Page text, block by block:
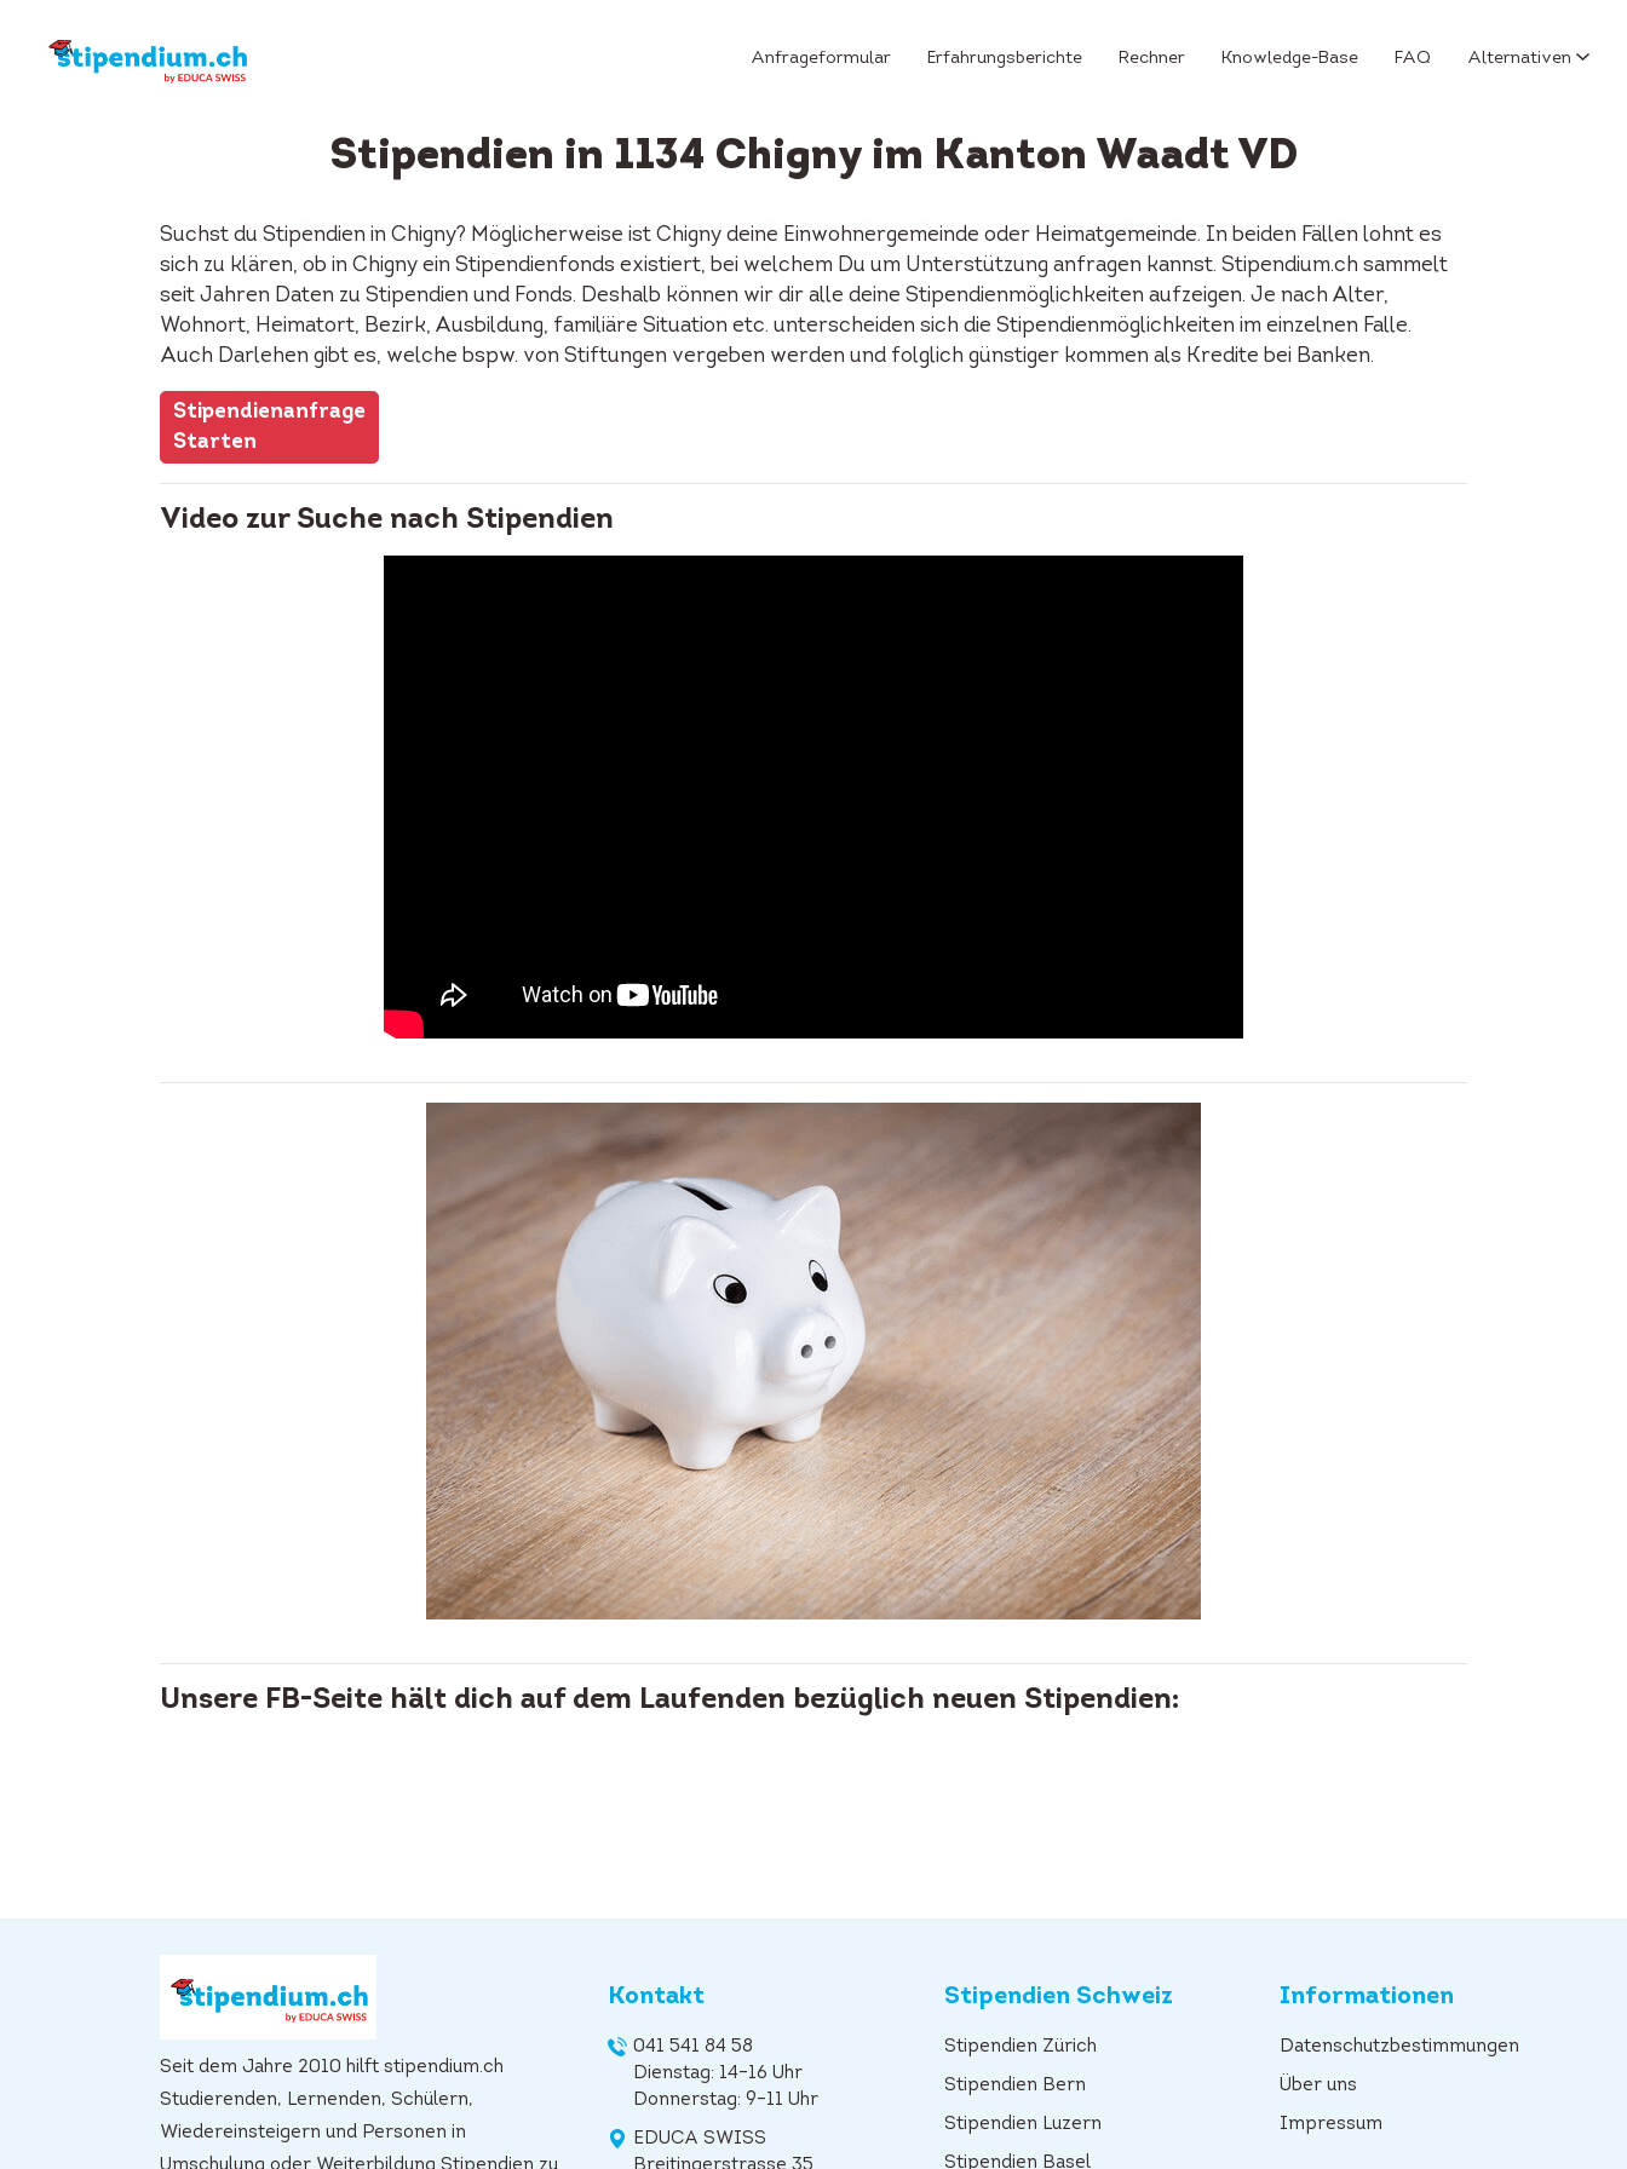
Anfrageformular Erfahrungsberichte Rechner Knowledge-Base FAQ Alternativen
Stipendien in 1134 Chigny im Kanton Waadt VD
Suchst du Stipendien in Chigny? Möglicherweise ist Chigny deine Einwohnergemeinde oder Heimatgemeinde. In beiden Fällen lohnt es
sich zu klären, ob in Chigny ein Stipendienfonds existiert, bei welchem Du um Unterstützung anfragen kannst. Stipendium.ch sammelt
seit Jahren Daten zu Stipendien und Fonds. Deshalb können wir dir alle deine Stipendienmöglichkeiten aufzeigen. Je nach Alter,
Wohnort, Heimatort, Bezirk, Ausbildung, familiäre Situation etc. unterscheiden sich die Stipendienmöglichkeiten im einzelnen Falle.
Auch Darlehen gibt es, welche bspw. von Stiftungen vergeben werden und folglich günstiger kommen als Kredite bei Banken.
Stipendienanfrage
Starten
Video zur Suche nach Stipendien
Unsere FB-Seite hält dich auf dem Laufenden bezüglich neuen Stipendien:
Seit dem Jahre 2010 hilft stipendium.ch
Studierenden, Lernenden, Schülern,
Wiedereinsteigern und Personen in
Kontakt
041 541 84 58
Dienstag: 14–16 Uhr
Donnerstag: 9–11 Uhr
EDUCA SWISS
Stipendien Schweiz
Stipendien Zürich
Stipendien Bern
Stipendien Luzern
Stipendien Basel
Informationen
Datenschutzbestimmungen
Über uns
Impressum